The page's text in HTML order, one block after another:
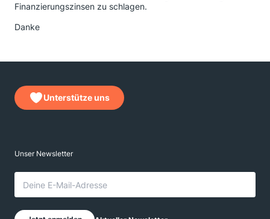
Finanzierungszinsen zu schlagen.
Danke
Unterstütze uns